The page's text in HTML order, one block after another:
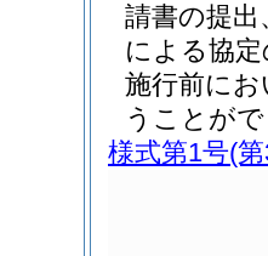
請書の提出
による協
施行前に
うことが
様式第1号(